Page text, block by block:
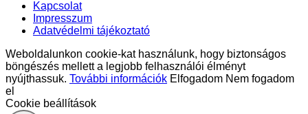
Kapcsolat
Impresszum
Adatvédelmi tájékoztató
Weboldalunkon cookie-kat használunk, hogy biztonságos
böngészés mellett a legjobb felhasználói élményt
nyújthassuk. További információk Elfogadom Nem fogadom
el
Cookie beállítások